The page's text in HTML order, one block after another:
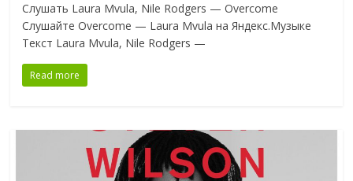
Слушать Laura Mvula, Nile Rodgers — Overcome
Слушайте Overcome — Laura Mvula на Яндекс.Музыке
Текст Laura Mvula, Nile Rodgers —
Read more